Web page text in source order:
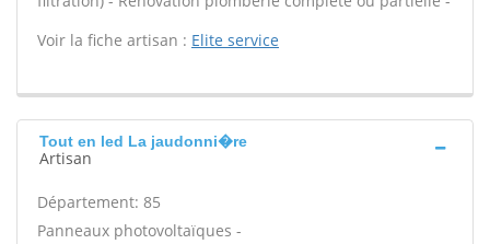
Voir la fiche artisan : Elite service
Tout en led La jaudonni�re
Artisan
Département: 85
Panneaux photovoltaïques -